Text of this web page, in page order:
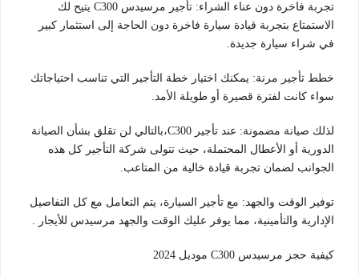
تجربة فاخرة دون عناء الشراء: تأجير مرسيدس C300 يتيح لك
الاستمتاع بتجربة قيادة سيارة فاخرة دون الحاجة إلى استثمار كبير
في شراء سيارة جديدة.
خطط تأجير مرنة: يمكنك اختيار خطة التأجير التي تناسب احتياجاتك
سواء كانت لفترة قصيرة أو طويلة الأمد.
لذلك صيانة مضمونة: عند تأجير C300،بالتالي لن تقلق بشأن الصيانة
الدورية أو الأعطال المحتملة، حيث تتولى شركة التأجير كل هذه
الجوانب لضمان تجربة قيادة خالية من المتاعب.
توفير الوقت والجهد: مع تأجير السيارة، يتم التعامل مع كل التفاصيل
الإدارية والتأمينية، مما يوفر عليك الوقت والجهد مرسيدس للأيجار .
كيفية حجز مرسيدس C300 موديل 2024